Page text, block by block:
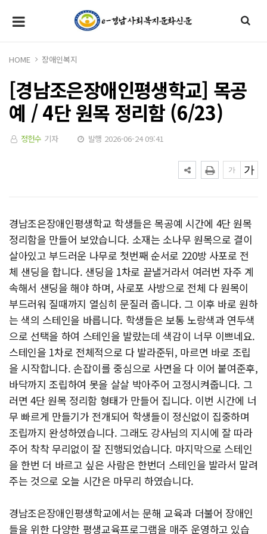
HOME 장애인복지
[경남조은장애인평생학교] 목공
예 / 4단 원목 정리함 (6/23)
정헌수 기자 발행 2026-06-24 09:41
경남조은장애인평생학교 학생들은 목공예 시간에 4단 원목
정리함을 만들어 보았습니다. 소재는 소나무 원목으로 결이
살아있고 부드러운 나무로 첫번째 순서로 220방 사포로 전
체 샌딩을 합니다. 샌딩을 1차로 끝낼거라서 여러번 자주 계
속해서 샌딩을 해야 하며, 사로포 사방으로 전체 다 원목이
부드러워 질때까지 열심히 문질러 줍니다. 그 이후 바로 원하
는 색의 스테인을 바릅니다. 학생들은 보통 노랑색과 연두색
으로 선택을 하여 스테인을 발랐는데 색감이 너무 이쁘네요.
스테인을 1차로 전체적으로 다 발라준뒤, 마르면 바로 조립
을 시작합니다. 손잡이를 중심으로 사면을 다 이어 붙여준후,
바닥까지 조립하여 못을 살살 박아주어 고정시켜줍니다. 그
러면 4단 원목 정리함 형태가 만들어 집니다. 이번 시간에 너
무 빠르게 만들기가 전개되어 학생들이 정신없이 집중하며
조립까지 완성하였습니다. 그래도 강사님의 지시에 잘 따라
주어 착착 무리없이 잘 진행되었습니다. 마지막으로 스테인
을 한번 더 바르고 싶은 사람은 한번더 스테인을 발라서 말려
주는 것으로 오늘 시간은 마무리 하였습니다.
경남조은장애인평생학교에서는 문해 교육과 더불어 장애인
들을 위한 다양한 평생교육프로그램을 매주 운영하고 있습